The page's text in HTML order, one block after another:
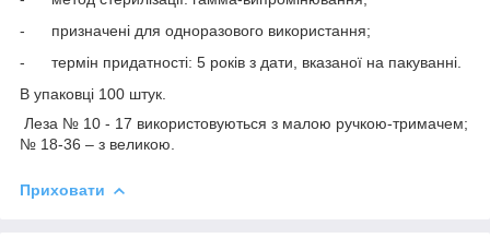
-
призначені для одноразового використання;
-
термін придатності: 5 років з дати, вказаної на пакуванні.
В упаковці 100 штук.
Леза № 10 - 17 використовуються з малою ручкою-тримачем;
№ 18-36 – з великою.
Приховати